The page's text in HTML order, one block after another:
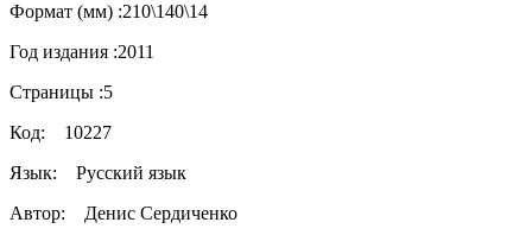
Формат (мм) :210\140\14
Год издания :2011
Страницы :5
Код: 10227
Язык: Русский язык
Автор:
Денис Сердиченко